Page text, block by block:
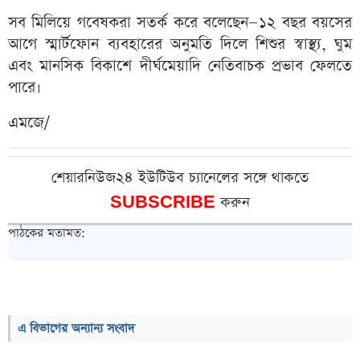
সব মিলিয়ে গবেষকরা সতর্ক করে বলেছেন—১২ বছর বয়সের
আগে স্মার্টফোন ব্যবহারের অনুমতি দিলে শিশুর স্বাস্থ্য, ঘুম
এবং মানসিক বিকাশে দীর্ঘমেয়াদি নেতিবাচক প্রভাব ফেলতে
পারে।
এমজে/
শেয়ারনিউজ২৪ ইউটিউব চ্যানেলের সঙ্গে থাকতে
SUBSCRIBEকরুন
পাঠকের মতামত:
এ বিভাগের অন্যান্য সংবাদ